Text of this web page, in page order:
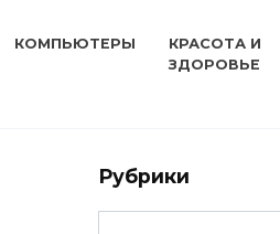
КОМПЬЮТЕРЫ
КРАСОТА И
ЗДОРОВЬЕ
Рубрики